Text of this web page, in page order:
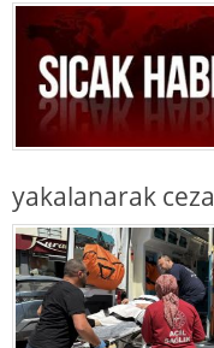
yakalanarak